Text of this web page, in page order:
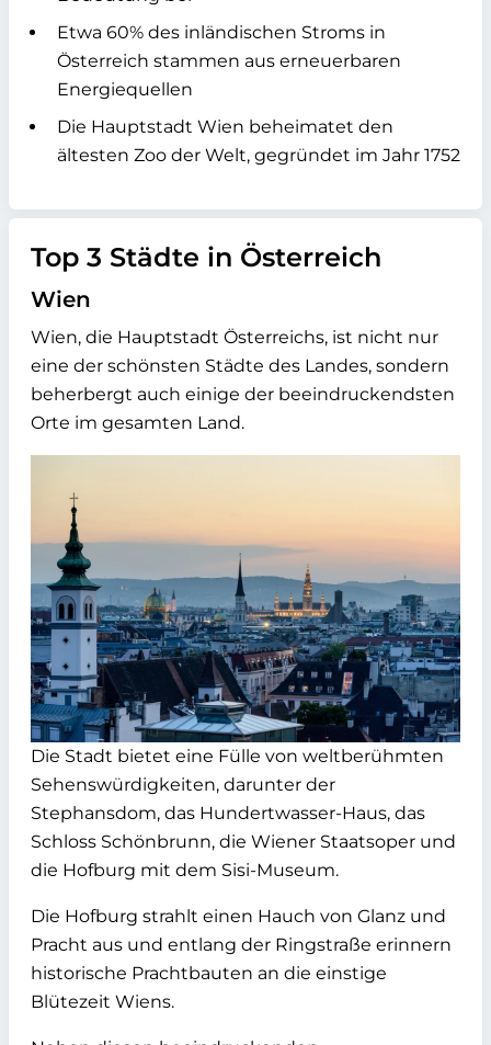
Etwa 60% des inländischen Stroms in
Österreich stammen aus erneuerbaren
Energiequellen
Die Hauptstadt Wien beheimatet den
ältesten Zoo der Welt, gegründet im Jahr 1752
Top 3 Städte in Österreich
Wien
Wien, die Hauptstadt Österreichs, ist nicht nur
eine der schönsten Städte des Landes, sondern
beherbergt auch einige der beeindruckendsten
Orte im gesamten Land.
Die Stadt bietet eine Fülle von weltberühmten
Sehenswürdigkeiten, darunter der
Stephansdom, das Hundertwasser-Haus, das
Schloss Schönbrunn, die Wiener Staatsoper und
die Hofburg mit dem Sisi-Museum.
Die Hofburg strahlt einen Hauch von Glanz und
Pracht aus und entlang der Ringstraße erinnern
historische Prachtbauten an die einstige
Blütezeit Wiens.